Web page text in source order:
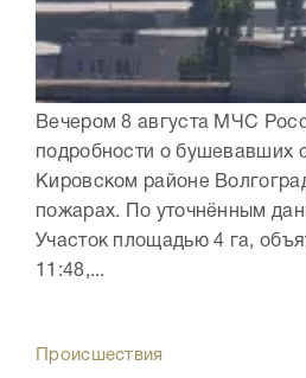
Вечером 8 августа МЧС
подробности о бушевавших
Кировском районе
пожарах. По уточнённым
Участок площадью 4 га,
11:48,...
Происшествия